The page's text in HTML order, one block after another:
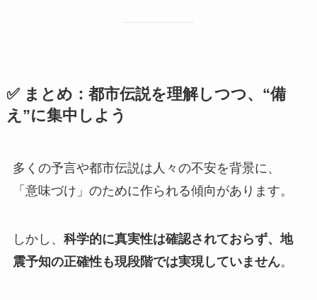
✅ まとめ：都市伝説を理解しつつ、“備
え”に集中しよう
多くの予言や都市伝説は人々の不安を背景に、
「意味づけ」のために作られる傾向があります。
しかし、 科学的に真実性は確認されておらず、地
震予知の正確性も現段階では実現していません。